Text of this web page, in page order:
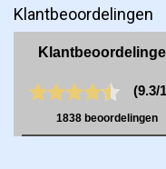
Klantbeoordelingen